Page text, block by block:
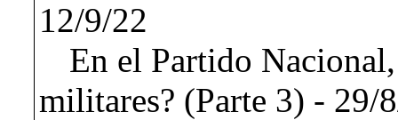
12/9/22
En el Partido
militares? (Parte 3) - 29/